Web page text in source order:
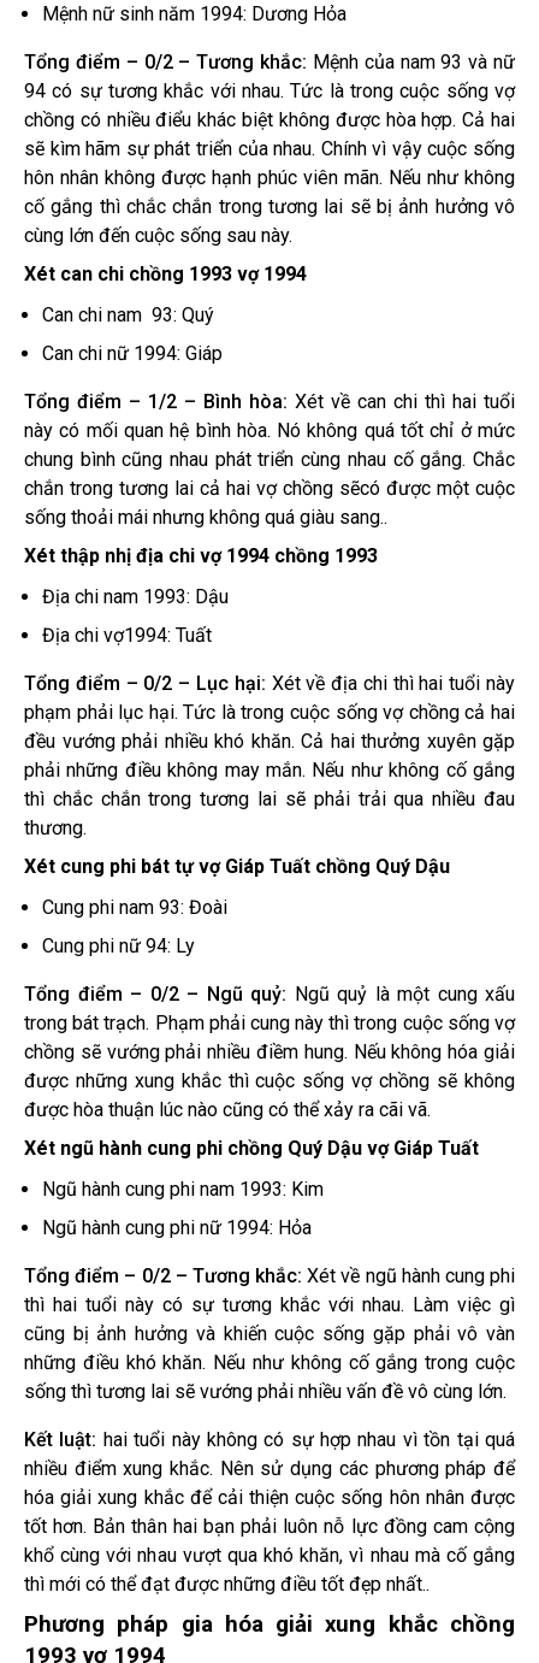
Mệnh nữ sinh năm 1994: Dương Hỏa
Tổng điểm – 0/2 – Tương khắc: Mệnh của nam 93 và nữ
94 có sự tương khắc với nhau. Tức là trong cuộc sống vợ
chồng có nhiều điểu khác biệt không được hòa hợp. Cả hai
sẽ kìm hãm sự phát triển của nhau. Chính vì vậy cuộc sống
hôn nhân không được hạnh phúc viên mãn. Nếu như không
cố gắng thì chắc chắn trong tương lai sẽ bị ảnh hưởng vô
cùng lớn đến cuộc sống sau này.
Xét can chi chồng 1993 vợ 1994
Can chi nam 93: Quý
Can chi nữ 1994: Giáp
Tổng điểm – 1/2 – Bình hòa: Xét về can chi thì hai tuổi
này có mối quan hệ bình hòa. Nó không quá tốt chỉ ở mức
chung bình cũng nhau phát triển cùng nhau cố gắng. Chắc
chắn trong tương lai cả hai vợ chồng sẽcó được một cuộc
sống thoải mái nhưng không quá giàu sang..
Xét thập nhị địa chi vợ 1994 chồng 1993
Địa chi nam 1993: Dậu
Địa chi vợ1994: Tuất
Tổng điểm – 0/2 – Lục hại: Xét về địa chi thì hai tuổi này
phạm phải lục hại. Tức là trong cuộc sống vợ chồng cả hai
đều vướng phải nhiều khó khăn. Cả hai thưởng xuyên gặp
phải những điều không may mắn. Nếu như không cố gắng
thì chắc chắn trong tương lai sẽ phải trải qua nhiều đau
thương.
Xét cung phi bát tự vợ Giáp Tuất chồng Quý Dậu
Cung phi nam 93: Đoài
Cung phi nữ 94: Ly
Tổng điểm – 0/2 – Ngũ quỷ: Ngũ quỷ là một cung xấu
trong bát trạch. Phạm phải cung này thì trong cuộc sống vợ
chồng sẽ vướng phải nhiều điềm hung. Nếu không hóa giải
được những xung khắc thì cuộc sống vợ chồng sẽ không
được hòa thuận lúc nào cũng có thể xảy ra cãi vã.
Xét ngũ hành cung phi chồng Quý Dậu vợ Giáp Tuất
Ngũ hành cung phi nam 1993: Kim
Ngũ hành cung phi nữ 1994: Hỏa
Tổng điểm – 0/2 – Tương khắc:Xét về ngũ hành cung phi
thì hai tuổi này có sự tương khắc với nhau. Làm việc gì
cũng bị ảnh hưởng và khiến cuộc sống gặp phải vô vàn
những điều khó khăn. Nếu như không cố gắng trong cuộc
sống thì tương lai sẽ vướng phải nhiều vấn đề vô cùng lớn.
Kết luật: hai tuổi này không có sự hợp nhau vì tồn tại quá
nhiều điểm xung khắc. Nên sử dụng các phương pháp để
hóa giải xung khắc để cải thiện cuộc sống hôn nhân được
tốt hơn. Bản thân hai bạn phải luôn nỗ lực đồng cam cộng
khổ cùng với nhau vượt qua khó khăn, vì nhau mà cố gắng
thì mới có thể đạt được những điều tốt đẹp nhất..
Phương pháp gia hóa giải xung khắc chồng
1993 vợ 1994